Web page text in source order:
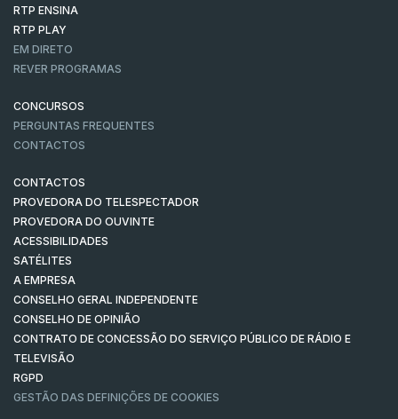
RTP ENSINA
RTP PLAY
EM DIRETO
REVER PROGRAMAS
CONCURSOS
PERGUNTAS FREQUENTES
CONTACTOS
CONTACTOS
PROVEDORA DO TELESPECTADOR
PROVEDORA DO OUVINTE
ACESSIBILIDADES
SATÉLITES
A EMPRESA
CONSELHO GERAL INDEPENDENTE
CONSELHO DE OPINIÃO
CONTRATO DE CONCESSÃO DO SERVIÇO PÚBLICO DE RÁDIO E
TELEVISÃO
RGPD
GESTÃO DAS DEFINIÇÕES DE COOKIES